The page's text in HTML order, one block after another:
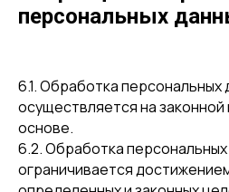
персональных
6.1. Обработка персональных
осуществляется на
основе.
6.2. Обработка
ограничивается